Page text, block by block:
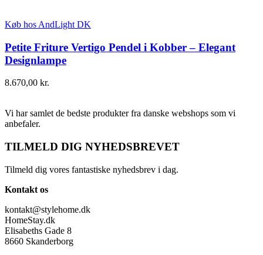
Køb hos AndLight DK
Petite Friture Vertigo Pendel i Kobber – Elegant
Designlampe
8.670,00 kr.
Vi har samlet de bedste produkter fra danske webshops som vi
anbefaler.
TILMELD DIG NYHEDSBREVET
Tilmeld dig vores fantastiske nyhedsbrev i dag.
Kontakt os
kontakt@stylehome.dk
HomeStay.dk
Elisabeths Gade 8
8660 Skanderborg